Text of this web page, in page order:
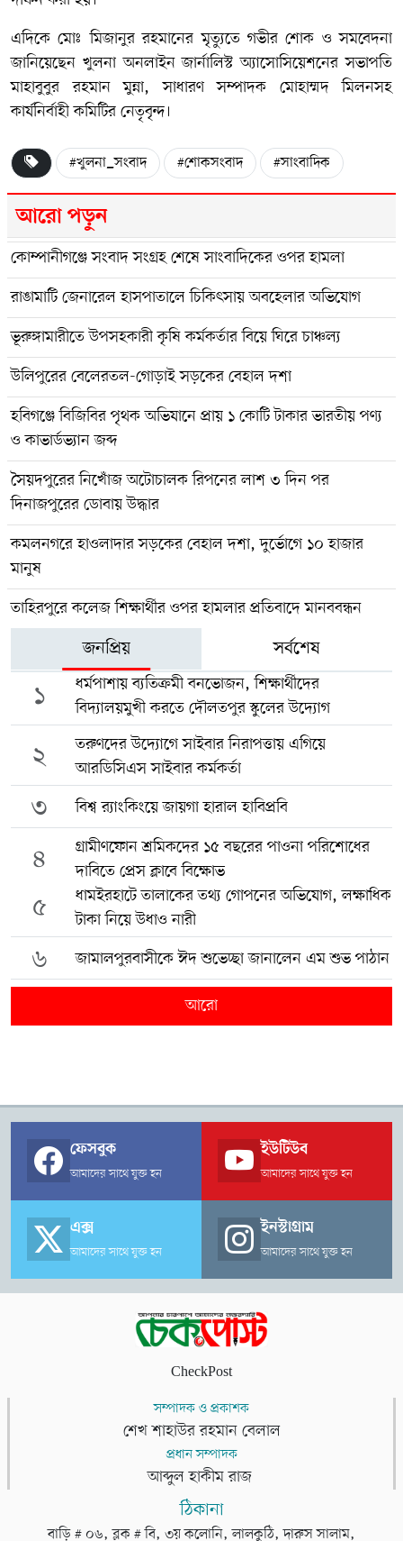
এদিকে মোঃ মিজানুর রহমানের মৃত্যুতে গভীর শোক ও সমবেদনা
জানিয়েছেন খুলনা অনলাইন জার্নালিস্ট অ্যাসোসিয়েশনের সভাপতি
মাহাবুবুর রহমান মুন্না, সাধারণ সম্পাদক মোহাম্মদ মিলনসহ
কার্যনির্বাহী কমিটির নেতৃবৃন্দ।
#খুলনা_সংবাদ #শোকসংবাদ #সাংবাদিক
আরো পড়ুন
কোম্পানীগঞ্জে সংবাদ সংগ্রহ শেষে সাংবাদিকের ওপর হামলা
রাঙামাটি জেনারেল হাসপাতালে চিকিৎসায় অবহেলার অভিযোগ
ভূরুঙ্গামারীতে উপসহকারী কৃষি কর্মকর্তার বিয়ে ঘিরে চাঞ্চল্য
উলিপুরের বেলেরতল-গোড়াই সড়কের বেহাল দশা
হবিগঞ্জে বিজিবির পৃথক অভিযানে প্রায় ১ কোটি টাকার ভারতীয় পণ্য
ও কাভার্ডভ্যান জব্দ
সৈয়দপুরের নিখোঁজ অটোচালক রিপনের লাশ ৩ দিন পর
দিনাজপুরের ডোবায় উদ্ধার
কমলনগরে হাওলাদার সড়কের বেহাল দশা, দুর্ভোগে ১০ হাজার
মানুষ
তাহিরপুরে কলেজ শিক্ষার্থীর ওপর হামলার প্রতিবাদে মানববন্ধন
জনপ্রিয় সর্বশেষ
১
ধর্মপাশায় ব্যতিক্রমী বনভোজন, শিক্ষার্থীদের
বিদ্যালয়মুখী করতে দৌলতপুর স্কুলের উদ্যোগ
২
তরুণদের উদ্যোগে সাইবার নিরাপত্তায় এগিয়ে
আরডিসিএস সাইবার কর্মকর্তা
৩ বিশ্ব র‍্যাংকিংয়ে জায়গা হারাল হাবিপ্রবি
৪
গ্রামীণফোন শ্রমিকদের ১৫ বছরের পাওনা পরিশোধের
দাবিতে প্রেস ক্লাবে বিক্ষোভ
৫
ধামইরহাটে তালাকের তথ্য গোপনের অভিযোগ, লক্ষাধিক
টাকা নিয়ে উধাও নারী
৬ জামালপুরবাসীকে ঈদ শুভেচ্ছা জানালেন এম শুভ পাঠান
আরো
ফেসবুক
আমাদের সাথে যুক্ত হন
ইউটিউব
আমাদের সাথে যুক্ত হন
এক্স
আমাদের সাথে যুক্ত হন
ইনস্টাগ্রাম
আমাদের সাথে যুক্ত হন
CheckPost
সম্পাদক ও প্রকাশক
শেখ শাহাউর রহমান বেলাল
প্রধান সম্পাদক
আব্দুল হাকীম রাজ
ঠিকানা
বাড়ি # ০৬, ব্লক # বি, ৩য় কলোনি, লালকুঠি, দারুস সালাম,